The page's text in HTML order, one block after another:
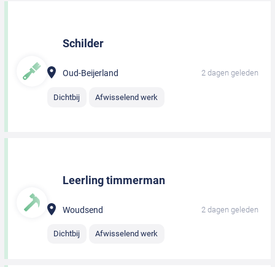
Schilder
Oud-Beijerland 2 dagen geleden
Dichtbij Afwisselend werk
Leerling timmerman
Woudsend 2 dagen geleden
Dichtbij Afwisselend werk